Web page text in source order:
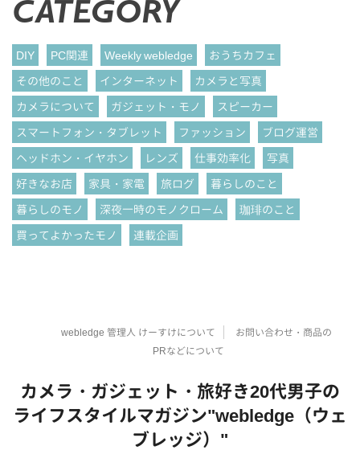
CATEGORY
DIY PC関連 Weekly webledge
おうちカフェ
その他のこと
インターネット
カメラと写真
カメラについて
ガジェット・モノ
スピーカー
スマートフォン・タブレット
ファッション
ブログ運営
ヘッドホン・イヤホン
レンズ 仕事効率化
写真
好きなお店
家具・家電 旅ログ
暮らしのこと
暮らしのモノ
深夜一時のモノクローム
珈琲のこと
買ってよかったモノ
連載企画
webledge 管理人 けーすけについて
お問い合わせ・商品の
PRなどについて
カメラ・ガジェット・旅好き20代男子の
ライフスタイルマガジン"webledge（ウェ
ブレッジ）"